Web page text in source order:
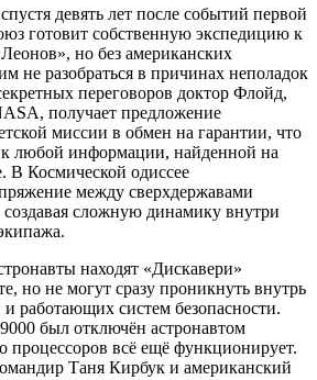
девять лет после событий первой
готовит собственную экспедицию к
но без американских
не разобраться в причинах неполадок
переговоров доктор Флойд,
получает предложение
миссии в обмен на гарантии, что
любой информации, найденной на
В Космической одиссее
между сверхдержавами
создавая сложную динамику внутри
находят «Дискавери»
но не могут сразу проникнуть внутрь
и работающих систем безопасности.
был отключён астронавтом
процессоров всё ещё функционирует.
Таня Кирбук и американский